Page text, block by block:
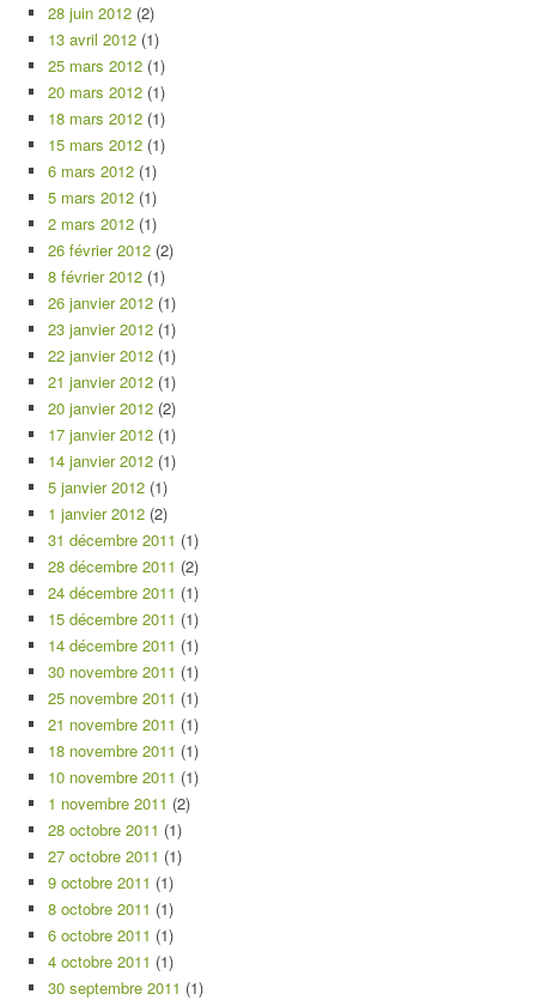
28 juin 2012 (2)
13 avril 2012 (1)
25 mars 2012 (1)
20 mars 2012 (1)
18 mars 2012 (1)
15 mars 2012 (1)
6 mars 2012 (1)
5 mars 2012 (1)
2 mars 2012 (1)
26 février 2012 (2)
8 février 2012 (1)
26 janvier 2012 (1)
23 janvier 2012 (1)
22 janvier 2012 (1)
21 janvier 2012 (1)
20 janvier 2012 (2)
17 janvier 2012 (1)
14 janvier 2012 (1)
5 janvier 2012 (1)
1 janvier 2012 (2)
31 décembre 2011 (1)
28 décembre 2011 (2)
24 décembre 2011 (1)
15 décembre 2011 (1)
14 décembre 2011 (1)
30 novembre 2011 (1)
25 novembre 2011 (1)
21 novembre 2011 (1)
18 novembre 2011 (1)
10 novembre 2011 (1)
1 novembre 2011 (2)
28 octobre 2011 (1)
27 octobre 2011 (1)
9 octobre 2011 (1)
8 octobre 2011 (1)
6 octobre 2011 (1)
4 octobre 2011 (1)
30 septembre 2011 (1)